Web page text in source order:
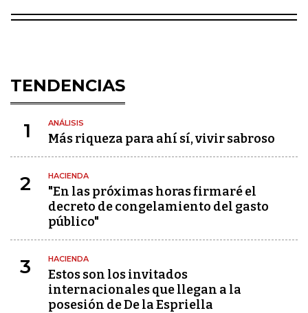
TENDENCIAS
1 ANÁLISIS
Más riqueza para ahí sí, vivir sabroso
2 HACIENDA
"En las próximas horas firmaré el
decreto de congelamiento del gasto
público"
3 HACIENDA
Estos son los invitados
internacionales que llegan a la
posesión de De la Espriella